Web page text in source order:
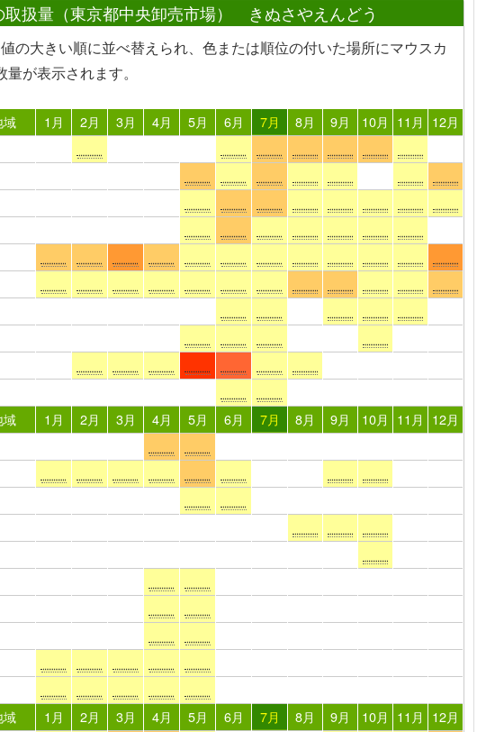
取扱量（東京都中央卸売市場） きぬさやえんどう
の大きい順に並べ替えられ、色または順位の付いた場所にマウスカ
量が表示されます。
域 1月 2月 3月 4月 5月 6月 7月 8月 9月 10月 11月
12月
域 1月 2月 3月 4月 5月 6月 7月 8月 9月 10月 11月
12月
域 1月 2月 3月 4月 5月 6月 7月 8月 9月 10月 11月
12月